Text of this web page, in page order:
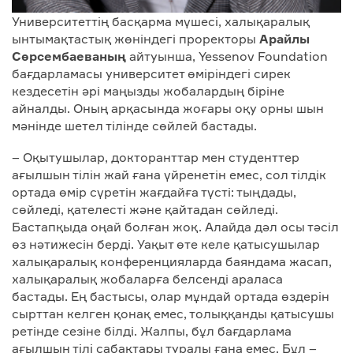
Университеттің басқарма мүшесі, халықаралық
ынтымақтастық жөніндегі проректоры Арайлы
Сәрсембаеваның айтуынша, Yessenov Foundation
бағдарламасы университет өміріндегі сирек
кездесетін әрі маңызды жобалардың біріне
айналды. Оның арқасында жоғары оқу орны шын
мәнінде шетел тілінде сөйлей бастады.
– Оқытушылар, докторанттар мен студенттер
ағылшын тілін жай ғана үйренетін емес, сол тілдік
ортада өмір сүретін жағдайға түсті: тыңдады,
сөйледі, қателесті және қайтадан сөйледі.
Бастапқыда оңай болған жоқ. Алайда дәл осы тәсіл
өз нәтижесін берді. Уақыт өте келе қатысушылар
халықаралық конференцияларда баяндама жасап,
халықаралық жобаларға белсенді араласа
бастады. Ең бастысы, олар мұндай ортада өздерін
сырттан келген қонақ емес, толыққанды қатысушы
ретінде сезіне білді. Жалпы, бұл бағдарлама
ағылшын тілі сабақтары туралы ғана емес. Бұл –